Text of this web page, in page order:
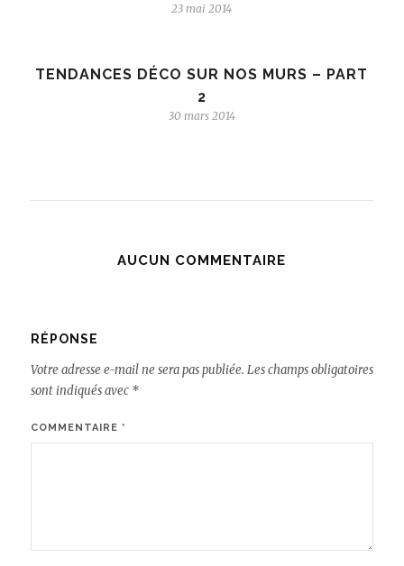
23 mai 2014
TENDANCES DÉCO SUR NOS MURS – PART
2
30 mars 2014
AUCUN COMMENTAIRE
RÉPONSE
Votre adresse e-mail ne sera pas publiée. Les champs obligatoires
sont indiqués avec *
COMMENTAIRE *